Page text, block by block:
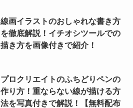
線画イラストのおしゃれな書き方
を徹底解説！イチオシツールでの
描き方を画像付きで紹介！
プロクリエイトのふちどりペンの
作り方！重ならない線が描ける方
法を写真付きで解説！【無料配布